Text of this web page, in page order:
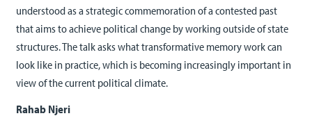
understood as a strategic commemoration of a contested past
that aims to achieve political change by working outside of state
structures. The talk asks what transformative memory work can
look like in practice, which is becoming increasingly important in
view of the current political climate.
Rahab Njeri